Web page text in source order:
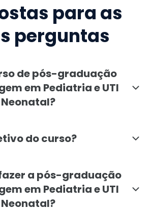
para as
perguntas
de pós-graduação
em Pediatria e UTI
do curso?
a pós-graduação
em Pediatria e UTI